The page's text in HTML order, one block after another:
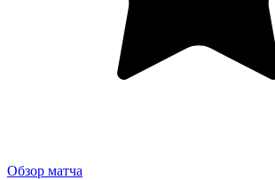
Обзор матча